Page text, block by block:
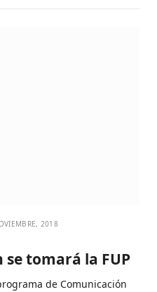
2018
se tomará la FUP
de Comunicación